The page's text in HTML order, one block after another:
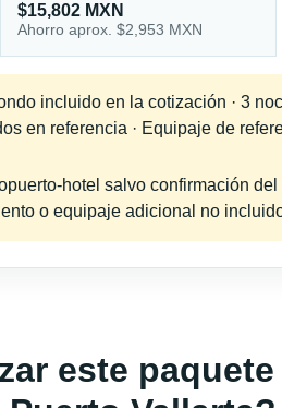
$15,802 MXN
Ahorro aprox. $2,953 MXN
incluido en la cotización · 3
en referencia · Equipaje de
hotel salvo confirmación
o equipaje adicional no
este paquete